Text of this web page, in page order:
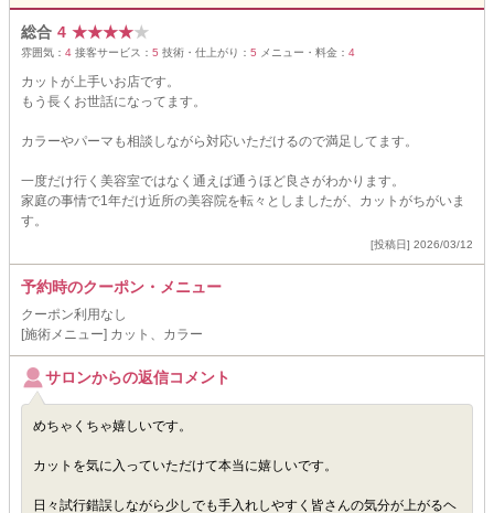
総合 4 ★★★★★
雰囲気： 4 接客サービス： 5 技術・仕上がり： 5 メニュー・料金： 4
カットが上手いお店です。
もう長くお世話になってます。
カラーやパーマも相談しながら対応いただけるので満足してます。
一度だけ行く美容室ではなく通えば通うほど良さがわかります。
家庭の事情で1年だけ近所の美容院を転々としましたが、カットがちがいま
す。
[投稿日] 2026/03/12
予約時のクーポン・メニュー
クーポン利用なし
[施術メニュー] カット、カラー
サロンからの返信コメント
めちゃくちゃ嬉しいです。
カットを気に入っていただけて本当に嬉しいです。
日々試行錯誤しながら少しでも手入れしやすく皆さんの気分が上がるヘ